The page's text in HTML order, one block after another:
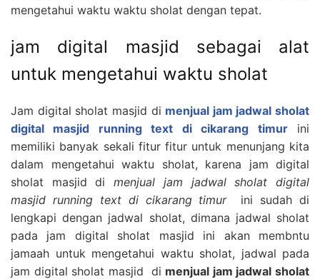
mengetahui waktu waktu sholat dengan tepat.
jam digital masjid sebagai alat
untuk mengetahui waktu sholat
Jam digital sholat masjid di menjual jam jadwal sholat
digital masjid running text di cikarang timurini
memiliki banyak sekali fitur fitur untuk menunjang kita
dalam mengetahui waktu sholat, karena jam digital
sholat masjid dimenjual jam jadwal sholat digital
masjid running text di cikarang timurini sudah di
lengkapi dengan jadwal sholat, dimana jadwal sholat
pada jam digital sholat masjid ini akan membntu
jamaah untuk mengetahui waktu sholat, jadwal pada
jam digital sholat masjid di menjual jam jadwal sholat